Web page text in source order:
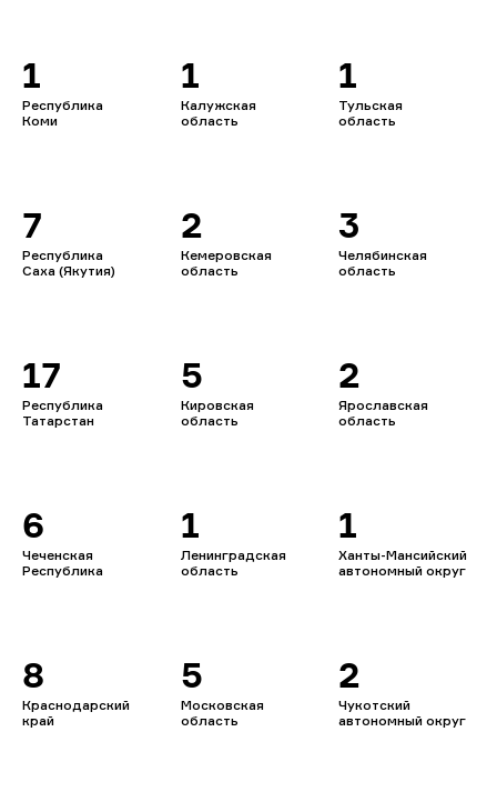
1
Республика
Коми
7
Республика
Саха (Якутия)
17
Республика
Татарстан
6
Чеченская
Республика
8
Краснодарский
край
1
Калужская
область
2
Кемеровская
область
5
Кировская
область
1
Ленинградская
область
5
Московская
область
1
Тульская
область
3
Челябинская
область
2
Ярославская
область
1
Ханты-Мансийский
автономный округ
2
Чукотский
автономный округ